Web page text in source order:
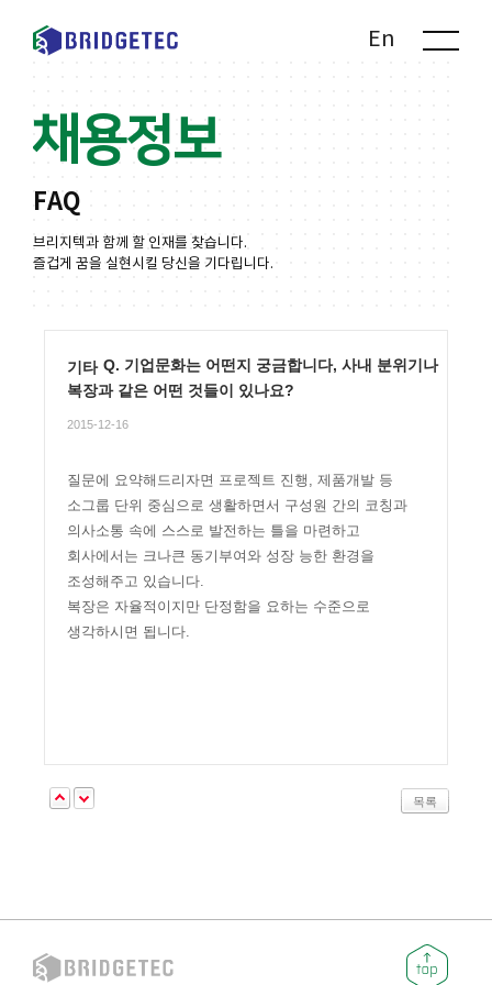
En
채용정보
FAQ
브리지텍과 함께 할 인재를 찾습니다.
즐겁게 꿈을 실현시킬 당신을 기다립니다.
기타 Q. 기업문화는 어떤지 궁금합니다, 사내 분위기나
복장과 같은 어떤 것들이 있나요?
2015-12-16
질문에 요약해드리자면 프로젝트 진행, 제품개발 등
소그룹 단위 중심으로 생활하면서 구성원 간의 코칭과
의사소통 속에 스스로 발전하는 틀을 마련하고
회사에서는 크나큰 동기부여와 성장 능한 환경을
조성해주고 있습니다.
복장은 자율적이지만 단정함을 요하는 수준으로
생각하시면 됩니다.
목록